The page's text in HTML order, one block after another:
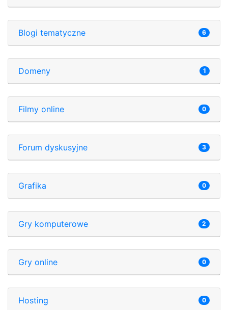
Blogi tematyczne 6
Domeny 1
Filmy online 0
Forum dyskusyjne 3
Grafika 0
Gry komputerowe 2
Gry online 0
Hosting 0